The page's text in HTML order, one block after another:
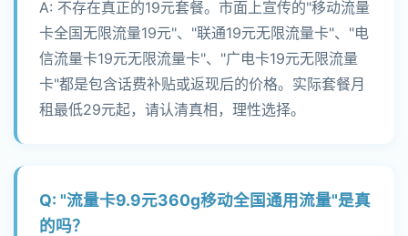
A: 不存在真正的19元套餐。市面上宣传的"移动流量
卡全国无限流量19元"、"联通19元无限流量卡"、"电
信流量卡19元无限流量卡"、"广电卡19元无限流量
卡"都是包含话费补贴或返现后的价格。实际套餐月
租最低29元起，请认清真相，理性选择。
Q: "流量卡9.9元360g移动全国通用流量"是真
的吗？